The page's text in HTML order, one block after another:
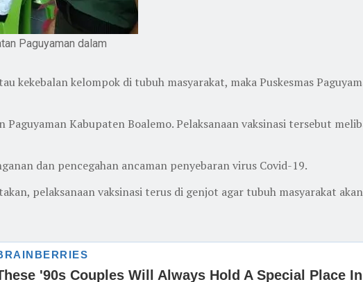
Paguyaman dalam
kekebalan kelompok di tubuh masyarakat, maka Puskesmas
Kabupaten Boalemo. Pelaksanaan vaksinasi tersebut
dan pencegahan ancaman penyebaran virus Covid-19.
pelaksanaan vaksinasi terus di genjot agar tubuh masyarakat